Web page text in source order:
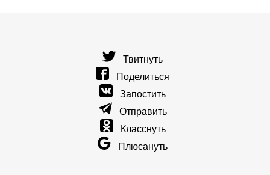
Твитнуть
Поделиться
Запостить
Отправить
Класснуть
Плюсануть